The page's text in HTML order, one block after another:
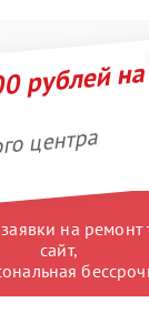
рублей на
центра
на ремонт
сайт,